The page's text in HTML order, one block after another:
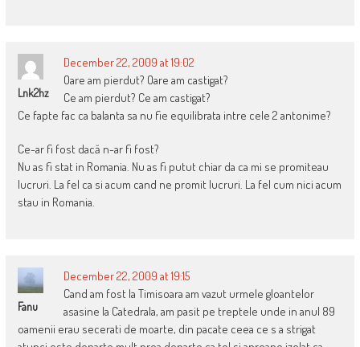
Lnk2hz
December 22, 2009 at 19:02
Oare am pierdut? Oare am castigat?
Ce am pierdut? Ce am castigat?
Ce fapte fac ca balanta sa nu fie equilibrata intre cele 2 antonime?
Ce-ar fi fost dacă n-ar fi fost?
Nu as fi stat in Romania. Nu as fi putut chiar da ca mi se promiteau
lucruri. La fel ca si acum cand ne promit lucruri. La fel cum nici acum
stau in Romania.
Fanu
December 22, 2009 at 19:15
Cand am fost la Timisoara am vazut urmele gloantelor
asasine la Catedrala, am pasit pe treptele unde in anul 89
oamenii erau secerati de moarte, din pacate ceea ce s a strigat